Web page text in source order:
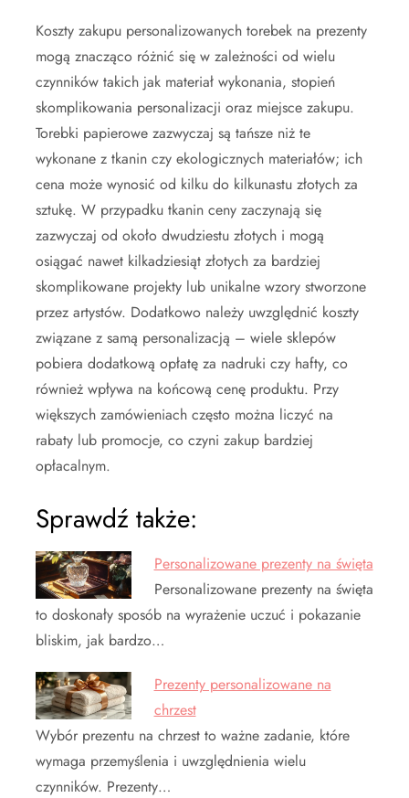
Koszty zakupu personalizowanych torebek na prezenty
mogą znacząco różnić się w zależności od wielu
czynników takich jak materiał wykonania, stopień
skomplikowania personalizacji oraz miejsce zakupu.
Torebki papierowe zazwyczaj są tańsze niż te
wykonane z tkanin czy ekologicznych materiałów; ich
cena może wynosić od kilku do kilkunastu złotych za
sztukę. W przypadku tkanin ceny zaczynają się
zazwyczaj od około dwudziestu złotych i mogą
osiągać nawet kilkadziesiąt złotych za bardziej
skomplikowane projekty lub unikalne wzory stworzone
przez artystów. Dodatkowo należy uwzględnić koszty
związane z samą personalizacją – wiele sklepów
pobiera dodatkową opłatę za nadruki czy hafty, co
również wpływa na końcową cenę produktu. Przy
większych zamówieniach często można liczyć na
rabaty lub promocje, co czyni zakup bardziej
opłacalnym.
Sprawdź także:
Personalizowane prezenty na święta
Personalizowane prezenty na święta
to doskonały sposób na wyrażenie uczuć i pokazanie
bliskim, jak bardzo…
Prezenty personalizowane na
chrzest
Wybór prezentu na chrzest to ważne zadanie, które
wymaga przemyślenia i uwzględnienia wielu
czynników. Prezenty…